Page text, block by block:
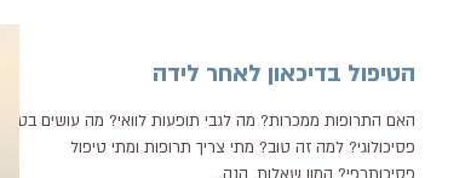
הטיפול בדיכאון לאחר לידה
האם התרופות ממכרות? מה לגבי תופעות לוואי? מה עושים בטיפול
פסיכולוגי? למה זה טוב? מתי צריך תרופות ומתי טיפול